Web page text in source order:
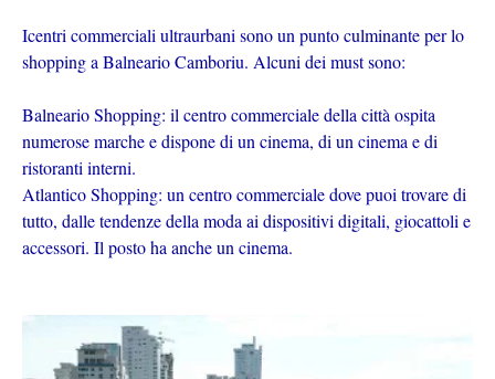
Icentri commerciali ultraurbani sono un punto culminante per lo
shopping a Balneario Camboriu. Alcuni dei must sono:
Balneario Shopping: il centro commerciale della città ospita
numerose marche e dispone di un cinema, di un cinema e di
ristoranti interni.
Atlantico Shopping: un centro commerciale dove puoi trovare di
tutto, dalle tendenze della moda ai dispositivi digitali, giocattoli e
accessori. Il posto ha anche un cinema.